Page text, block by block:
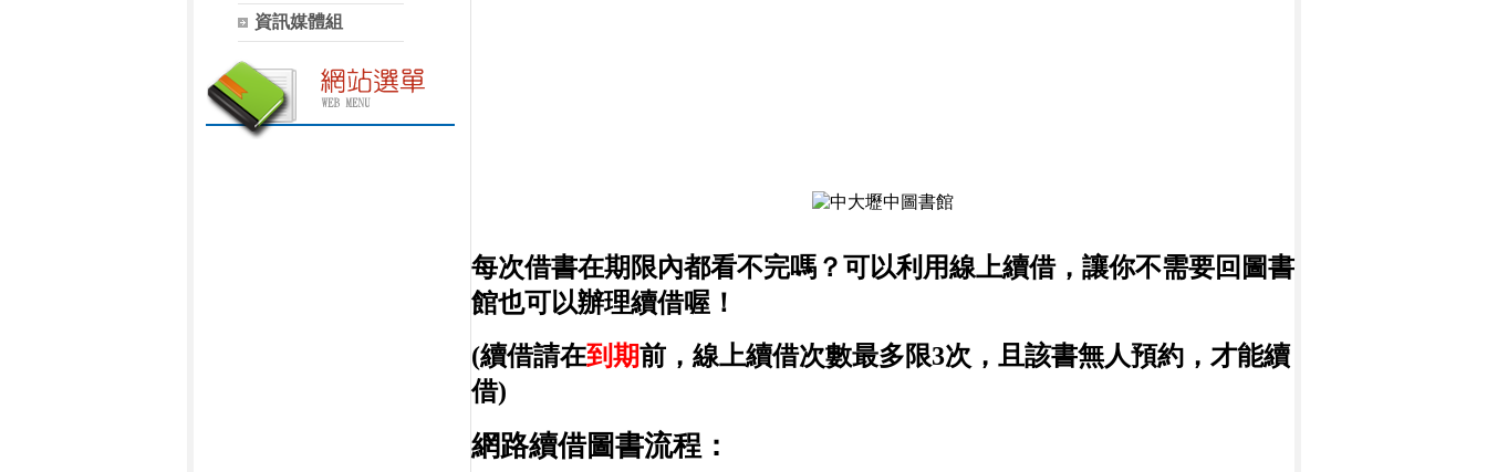
資訊媒體組
每次借書在期限內都看不完嗎？可以利用線上續借，讓你不需要回圖書
館也可以辦理續借喔！
(續借請在到期前，線上續借次數最多限3次，且該書無人預約，才能續
借)
網路續借圖書流程：